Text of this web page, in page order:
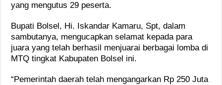
yang mengutus 29 peserta.
Bupati Bolsel, Hi. Iskandar Kamaru, Spt, dalam
sambutanya, mengucapkan selamat kepada para
juara yang telah berhasil menjuarai berbagai lomba di
MTQ tingkat Kabupaten Bolsel ini.
“Pemerintah daerah telah mengangarkan Rp 250 Juta